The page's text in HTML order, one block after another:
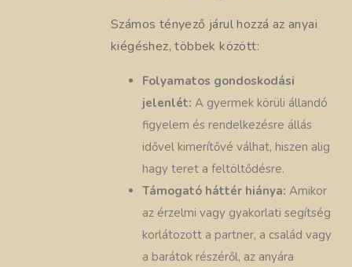
Számos tényező járul hozzá az anyai
kiégéshez, többek között:
Folyamatos gondoskodási
jelenlét: A gyermek körüli állandó
figyelem és rendelkezésre állás
idővel kimerítővé válhat, hiszen alig
hagy teret a feltöltődésre.
Támogató háttér hiánya: Amikor
az érzelmi vagy gyakorlati segítség
korlátozott a partner, a család vagy
a barátok részéről, az anyára